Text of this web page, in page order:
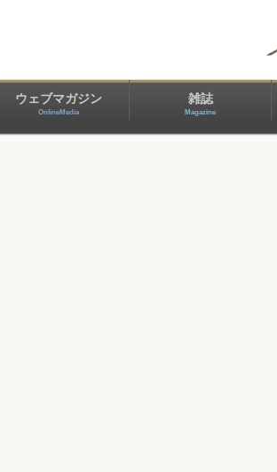
ウェブマガジン
OnlineMedia
雑誌
Magazine